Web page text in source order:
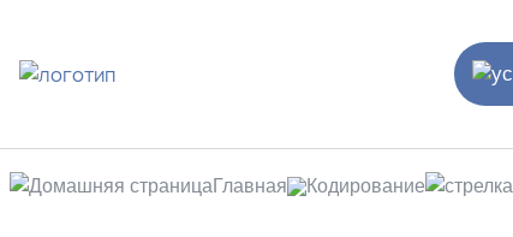
Главная Кодирование